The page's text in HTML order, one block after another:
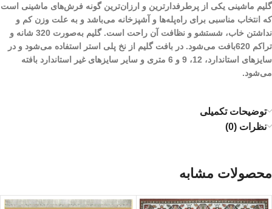
گلیم ماشینی یکی از پرطرفدارترین و ارزان‌ترین گونه فرش‌های ماشینی است
که انتخاب مناسبی برای راه‌پله‌ها و آشپزخانه می‌باشد و به علت وزن کم و
نداشتن خاب، شستشو و نظافت آن راحت است. گلیم به‌صورت 320 شانه و
تراکم 620بافت می‌شود. در بافت گلیم از نخ پلی استر استفاده می‌شود و در
سایزهای استاندارد، 12، 9 و 6 متری و سایر سایز‌های غیر استاندارد بافته
می‌شود.
توضیحات تکمیلی
نظرات (0)
محصولات مشابه